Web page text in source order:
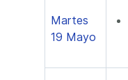
Martes
19 Mayo